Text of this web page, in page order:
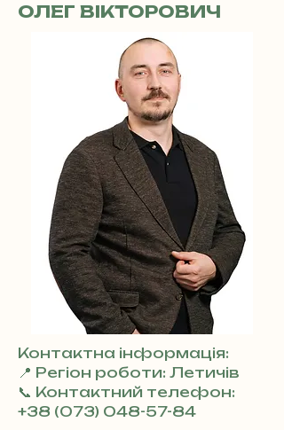
ОЛЕГ ВІКТОРОВИЧ
Контактна інформація:
📍 Регіон роботи: Летичів
📞 Контактний телефон:
+38 (073) 048-57-84